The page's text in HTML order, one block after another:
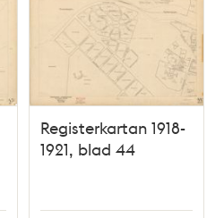
Registerkartan 1918-
1921, blad 44